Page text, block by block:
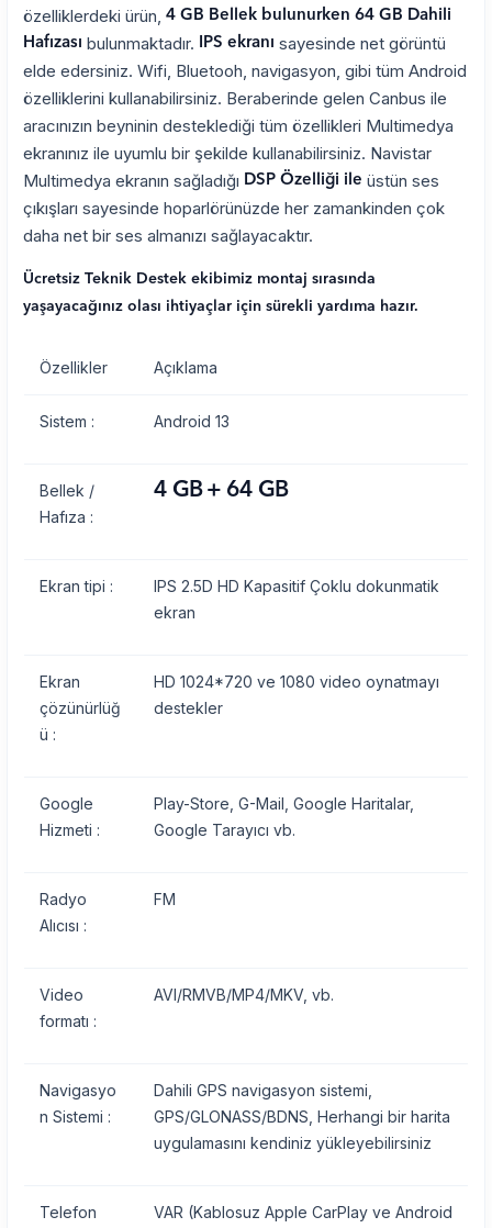
özelliklerdeki ürün, 4 GB Bellek bulunurken 64 GB Dahili
Hafızası bulunmaktadır. IPS ekranı sayesinde net görüntü
elde edersiniz. Wifi, Bluetooh, navigasyon, gibi tüm Android
özelliklerini kullanabilirsiniz. Beraberinde gelen Canbus ile
aracınızın beyninin desteklediği tüm özellikleri Multimedya
ekranınız ile uyumlu bir şekilde kullanabilirsiniz. Navistar
Multimedya ekranın sağladığı DSP Özelliği ile üstün ses
çıkışları sayesinde hoparlörünüzde her zamankinden çok
daha net bir ses almanızı sağlayacaktır.
Ücretsiz Teknik Destek ekibimiz montaj sırasında
yaşayacağınız olası ihtiyaçlar için sürekli yardıma hazır.
Özellikler Açıklama
Sistem : Android 13
Bellek /
Hafıza :
4 GB + 64 GB
Ekran tipi :
IPS 2.5D HD Kapasitif Çoklu dokunmatik
ekran
Ekran
çözünürlüğ
ü :
HD 1024*720 ve 1080 video oynatmayı
destekler
Google
Hizmeti :
Play-Store, G-Mail, Google Haritalar,
Google Tarayıcı vb.
Radyo
Alıcısı :
FM
Video
formatı :
AVI/RMVB/MP4/MKV, vb.
Navigasyo
n Sistemi :
Dahili GPS navigasyon sistemi,
GPS/GLONASS/BDNS, Herhangi bir harita
uygulamasını kendiniz yükleyebilirsiniz
Telefon VAR (Kablosuz Apple CarPlay ve Android